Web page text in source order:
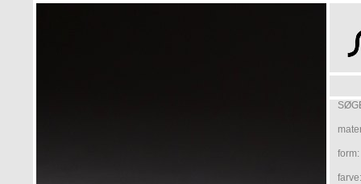
form:
farve: